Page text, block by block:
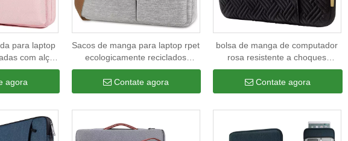
para laptop
com alça
para
para
agora
Sacos de manga para laptop rpet
ecologicamente reciclados
personalizados com alça portátil
à prova d'água para computador
de negócios bolsa para laptop
Contate agora
bolsa de manga de computador
rosa resistente a choques
fashion para homens e mulheres
bolsa de laptop fina à prova
d'água
Contate agora